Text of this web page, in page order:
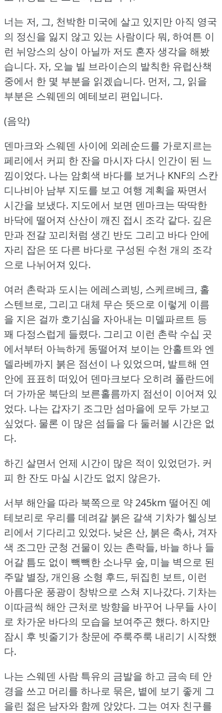
너는 저, 그, 천박한 미국에 살고 있지만 아직 영국
의 정신을 잃지 않고 있는 사람이다 뭐, 하여튼 이
런 뉘앙스의 상이 아닐까 저도 혼자 생각을 해봤
습니다. 자, 오늘 빌 브라이슨의 발칙한 유럽산책
중에서 한 몇 부분을 읽겠습니다. 먼저, 그, 읽을
부분은 스웨덴의 예테보리 편입니다.
(음악)
덴마크와 스웨덴 사이에 외레순드를 가로지르는
페리에서 커피 한 잔을 마시자 다시 인간이 된 느
낌이었다. 나는 암회색 바다를 보거나 KNF의 스칸
디나비아 남부 지도를 보고 여행 계획을 짜면서
시간을 보냈다. 지도에서 보면 덴마크는 딱딱한
바닥에 떨어져 산산이 깨진 접시 조각 같다. 깊은
만과 전갈 꼬리처럼 생긴 반도 그리고 바다 안에
자리 잡은 또 다른 바다로 구성된 수천 개의 조각
으로 나뉘어져 있다.
여러 촌락과 도시는 에레스쾨빙, 스케르베크, 홀
스텐브로, 그리고 대체 무슨 뜻으로 이렇게 이름
을 지은 걸까 호기심을 자아내는 미델파르트 등
꽤 다정스럽게 들렸다. 그리고 이런 촌락 수십 곳
에서부터 아늑하게 동떨어져 보이는 안홀트와 엔
델라베까지 붉은 점선이 나 있었으며, 발트해 연
안에 표표히 떠있어 덴마크보다 오히려 폴란드에
더 가까운 북단의 보른홀름까지 점선이 이어져 있
었다. 나는 갑자기 조그만 섬마을에 모두 가보고
싶었다. 물론 이 많은 섬들을 다 둘러볼 시간은 없
다.
하긴 살면서 언제 시간이 많은 적이 있었던가. 커
피 한 잔도 마실 시간도 없지 않은가.
서부 해안을 따라 북쪽으로 약 245km 떨어진 예
테보리로 우리를 데려갈 붉은 갈색 기차가 헬싱보
리에서 기다리고 있었다. 낮은 산, 붉은 축사, 겨자
색 조그만 군청 건물이 있는 촌락들, 바늘 하나 들
어갈 틈도 없이 빽빽한 소나무 숲, 미늘 벽으로 된
주말 별장, 개인용 소형 후드, 뒤집힌 보트, 이런
아름다운 풍광이 창밖으로 스쳐 지나갔다. 기차는
이따금씩 해안 근처로 방향을 바꾸어 나무들 사이
로 차가운 바다의 모습을 보여주곤 했다. 하지만
잠시 후 빗줄기가 창문에 주룩주룩 내리기 시작했
다.
나는 스웨덴 사람 특유의 금발을 하고 금속 테 안
경을 쓰고 머리를 하나로 묶은, 볕에 보기 좋게 그
을린 젊은 남자와 함께 앉았다. 그는 여자 친구를